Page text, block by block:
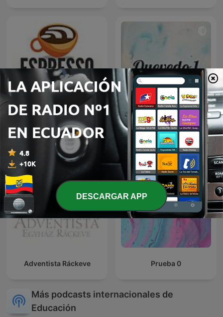
Espresso English Podcast Quevedo 1
Adventista Ráckeve Prueba 0
Más podcasts internacionales de
Educación
DESCARGAR APP